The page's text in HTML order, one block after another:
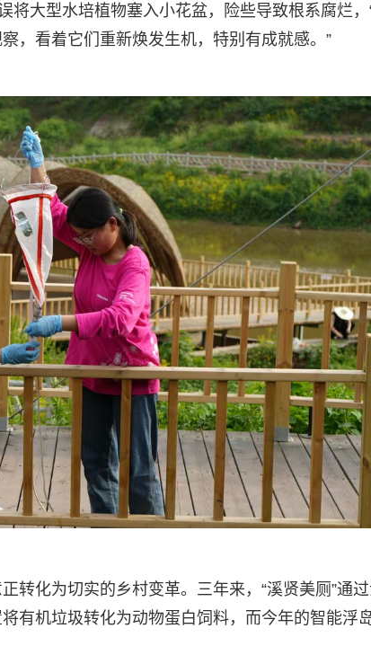
将大型水培植物塞入小花盆，险些导致根系腐烂，
，看着它们重新焕发生机，特别有成就感。”
转化为切实的乡村变革。三年来，“溪贤美厕”通
有机垃圾转化为动物蛋白饲料，而今年的智能浮